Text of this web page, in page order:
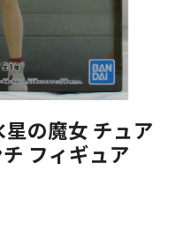
の魔女 チュア
フィギュア